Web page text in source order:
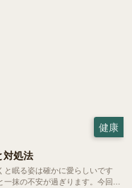
健康
対処法
眠る姿は確かに愛らしいです
抹の不安が過ぎります。今回